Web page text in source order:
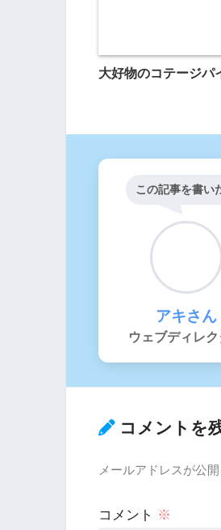
大好物のコテージパ
この記事を書い
アキさん
ウェブディレ
コメントを
メールアドレスが公
コメント ※